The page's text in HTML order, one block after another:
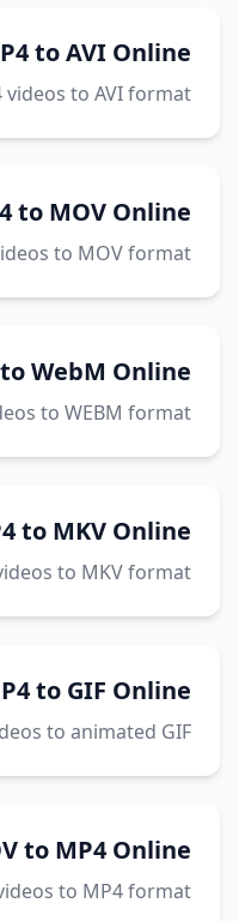
to AVI Online
videos to AVI format
to MOV Online
to MOV format
WebM Online
to WEBM format
to MKV Online
to MKV format
to GIF Online
to animated GIF
to MP4 Online
to MP4 format